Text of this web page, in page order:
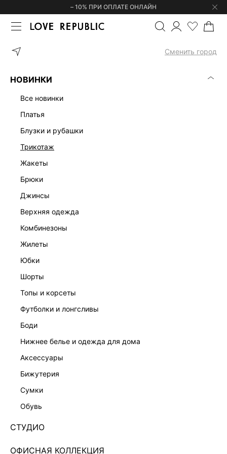
– 10% ПРИ ОПЛАТЕ ОНЛАЙН
Сменить город
НОВИНКИ
все новинки
платья
блузки и рубашки
трикотаж
жакеты
брюки
джинсы
верхняя одежда
комбинезоны
жилеты
юбки
шорты
топы и корсеты
футболки и лонгсливы
боди
нижнее белье и одежда для дома
аксессуары
бижутерия
сумки
обувь
СТУДИО
ОФИСНАЯ КОЛЛЕКЦИЯ
ГЛАВНАЯ ДЖЕМПЕР-ПОЛО С
ЭКСКЛЮЗИВНО ОНЛАЙН
ДЖЕМПЕР-ПОЛО С АКЦЕНТНЫМ ВОРОТНИКОМ
5359374853-83
Нет в наличии